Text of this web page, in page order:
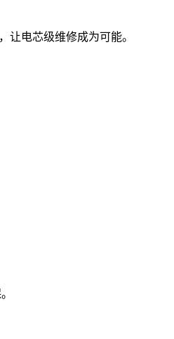
让电芯级维修成为可能。